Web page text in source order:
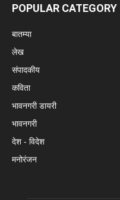
POPULAR CATEGORY
बातम्या
लेख
संपादकीय
कविता
भावनगरी डायरी
भावनगरी
देश - विदेश
मनोरंजन